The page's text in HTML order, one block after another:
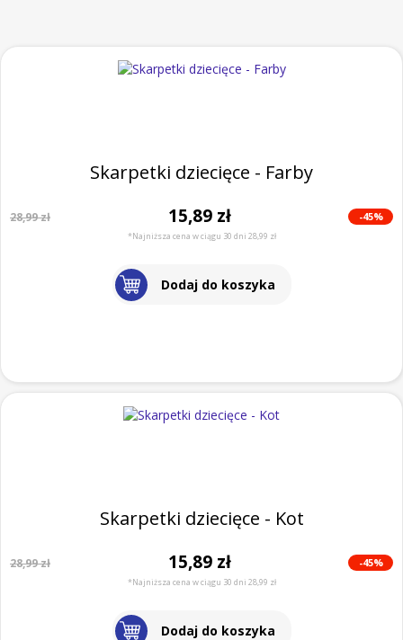
Skarpetki dziecięce - Farby
28,99 zł 15,89 zł -45%
*Najniższa cena w ciągu 30 dni 28,99 zł
Dodaj do koszyka
Skarpetki dziecięce - Kot
28,99 zł 15,89 zł -45%
*Najniższa cena w ciągu 30 dni 28,99 zł
Dodaj do koszyka